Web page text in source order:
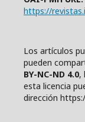
https://
Los artículos
pueden
BY-NC-ND 4.0,
esta licencia
dirección